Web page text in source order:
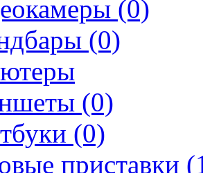
(0)
(0)
(0)
(0)
приставки